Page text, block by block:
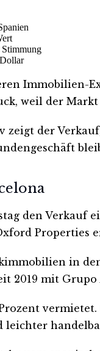
Stimmung
Immobilien-
weil der
zeigt der
den Verkauf
Properties
in
2019 mit Grupo